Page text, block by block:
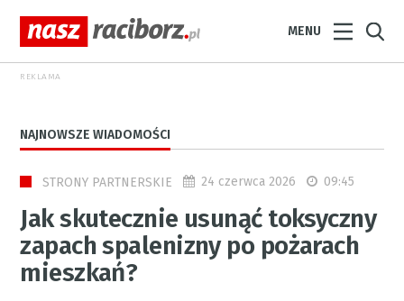
MENU
REKLAMA
NAJNOWSZE WIADOMOŚCI
STRONY PARTNERSKIE 24 czerwca 2026 09:45
Jak skutecznie usunąć toksyczny
zapach spalenizny po pożarach
mieszkań?